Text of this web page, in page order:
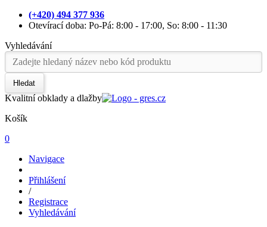
(+420) 494 377 936
Otevírací doba: Po-Pá: 8:00 - 17:00, So: 8:00 - 11:30
Vyhledávání
Hledat
Kvalitní obklady a dlažby
Košík
0
Navigace
Přihlášení
/
Registrace
Vyhledávání